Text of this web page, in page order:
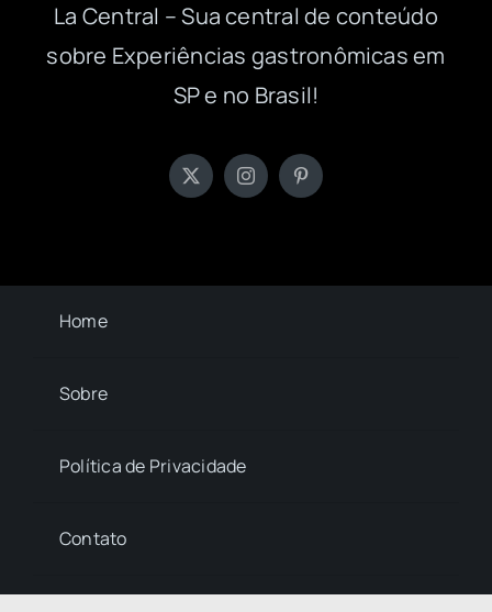
La Central – Sua central de conteúdo
sobre Experiências gastronômicas em
SP e no Brasil!
Home
Sobre
Política de Privacidade
Contato